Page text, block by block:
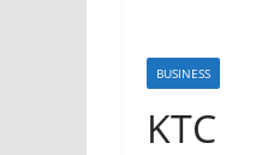
BUSINESS
KTC